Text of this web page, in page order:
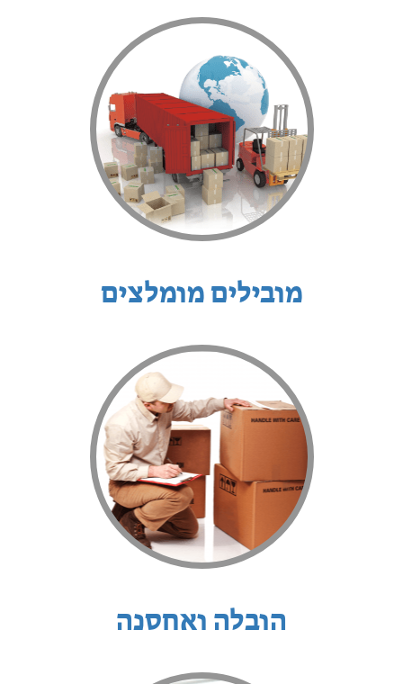
מובילים מומלצים
הובלה ואחסנה